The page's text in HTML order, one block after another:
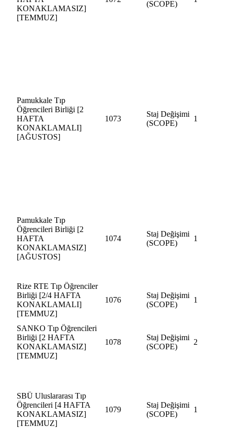
KONAKLAMASIZ]
[TEMMUZ]
(SCOPE)
Pamukkale Tıp
Öğrencileri Birliği [2
HAFTA
KONAKLAMALI]
[AĞUSTOS]
1073
Staj Değişimi
(SCOPE)
1
Pamukkale Tıp
Öğrencileri Birliği [2
HAFTA
KONAKLAMASIZ]
[AĞUSTOS]
1074
Staj Değişimi
(SCOPE)
1
Rize RTE Tıp Öğrenciler
Birliği [2/4 HAFTA
KONAKLAMALI]
[TEMMUZ]
1076
Staj Değişimi
(SCOPE)
1
SANKO Tıp Öğrencileri
Birliği [2 HAFTA
KONAKLAMASIZ]
[TEMMUZ]
1078
Staj Değişimi
(SCOPE)
2
SBÜ Uluslararası Tıp
Öğrencileri [4 HAFTA
KONAKLAMASIZ]
[TEMMUZ]
1079
Staj Değişimi
(SCOPE)
1